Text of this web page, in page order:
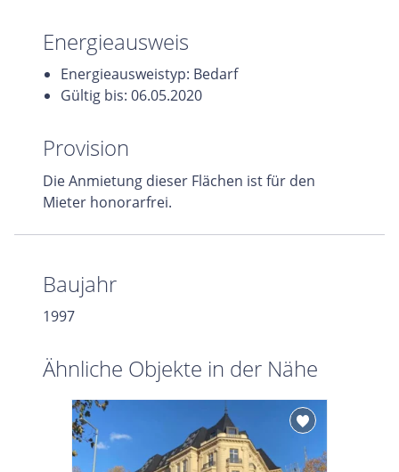
Energieausweis
Energieausweistyp: Bedarf
Gültig bis: 06.05.2020
Provision
Die Anmietung dieser Flächen ist für den
Mieter honorarfrei.
Baujahr
1997
Ähnliche Objekte in der Nähe